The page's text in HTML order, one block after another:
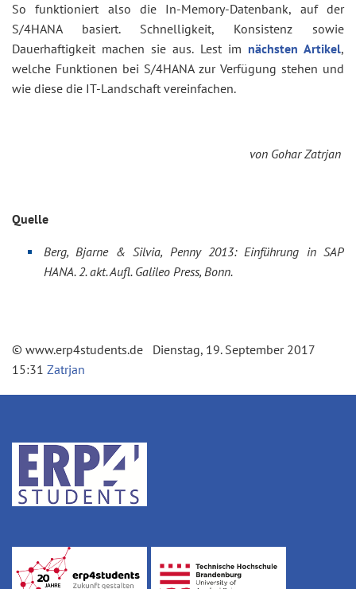
So funktioniert also die In-Memory-Datenbank, auf der
S/4HANA basiert. Schnelligkeit, Konsistenz sowie
Dauerhaftigkeit machen sie aus. Lest im nächsten Artikel,
welche Funktionen bei S/4HANA zur Verfügung stehen und
wie diese die IT-Landschaft vereinfachen.
von Gohar Zatrjan
Quelle
Berg, Bjarne & Silvia, Penny 2013: Einführung in SAP
HANA. 2. akt. Aufl. Galileo Press, Bonn.
© www.erp4students.de Dienstag, 19. September 2017
15:31 Zatrjan